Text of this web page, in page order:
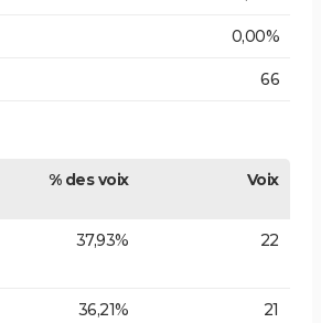
0,00%
66
% des voix Voix
37,93% 22
36,21% 21